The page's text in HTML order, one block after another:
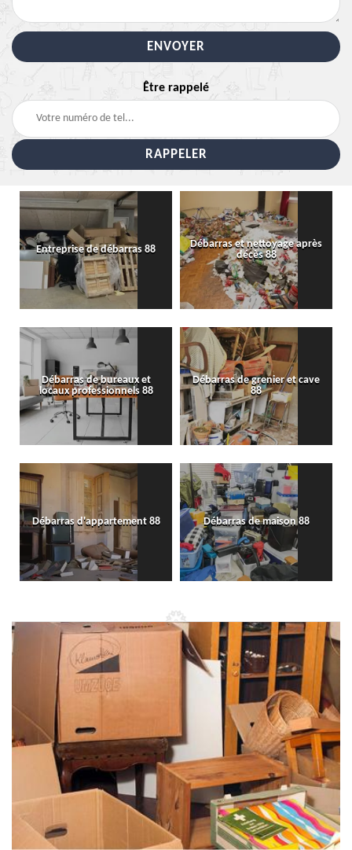
Être rappelé
Entreprise de débarras 88
Débarras et nettoyage après
décès 88
Débarras de bureaux et
locaux professionnels 88
Débarras de grenier et cave
88
Débarras d'appartement 88 Débarras de maison 88